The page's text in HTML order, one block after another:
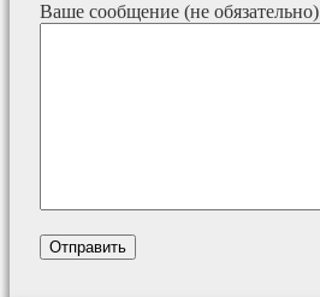
Ваше сообщение (не обязательно)